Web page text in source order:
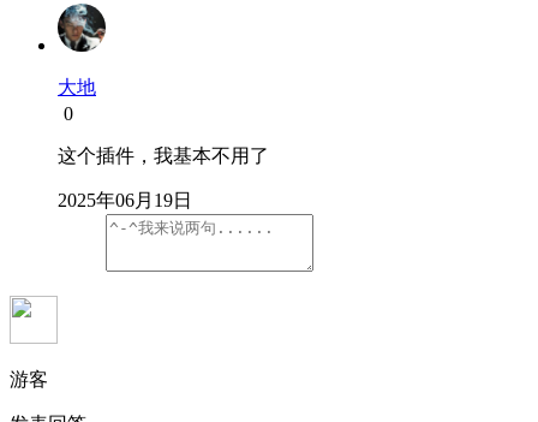
大地
0
这个插件，我基本不用了
2025年06月19日
游客